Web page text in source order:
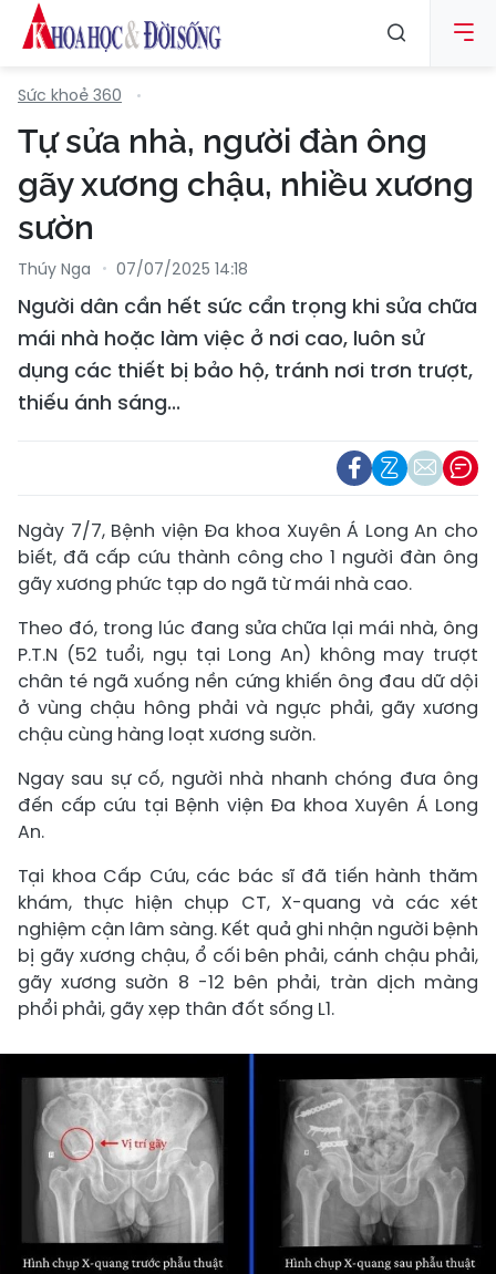
Sức khoẻ 360
Tự sửa nhà, người đàn ông
gãy xương chậu, nhiều xương
sườn
Thúy Nga 07/07/2025 14:18
Người dân cần hết sức cẩn trọng khi sửa chữa
mái nhà hoặc làm việc ở nơi cao, luôn sử
dụng các thiết bị bảo hộ, tránh nơi trơn trượt,
thiếu ánh sáng...
Ngày 7/7, Bệnh viện Đa khoa Xuyên Á Long An cho
biết, đã cấp cứu thành công cho 1 người đàn ông
gãy xương phức tạp do ngã từ mái nhà cao.
Theo đó, trong lúc đang sửa chữa lại mái nhà, ông
P.T.N (52 tuổi, ngụ tại Long An) không may trượt
chân té ngã xuống nền cứng khiến ông đau dữ dội
ở vùng chậu hông phải và ngực phải, gãy xương
chậu cùng hàng loạt xương sườn.
Ngay sau sự cố, người nhà nhanh chóng đưa ông
đến cấp cứu tại Bệnh viện Đa khoa Xuyên Á Long
An.
Tại khoa Cấp Cứu, các bác sĩ đã tiến hành thăm
khám, thực hiện chụp CT, X-quang và các xét
nghiệm cận lâm sàng. Kết quả ghi nhận người bệnh
bị gãy xương chậu, ổ cối bên phải, cánh chậu phải,
gãy xương sườn 8 -12 bên phải, tràn dịch màng
phổi phải, gãy xẹp thân đốt sống L1.